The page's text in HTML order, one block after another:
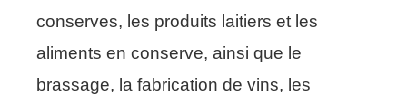
conserves, les produits laitiers et les
aliments en conserve, ainsi que le
brassage, la fabrication de vins, les